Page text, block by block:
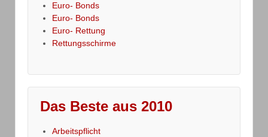
Euro- Bonds
Euro- Bonds
Euro- Rettung
Rettungsschirme
Das Beste aus 2010
Arbeitspflicht